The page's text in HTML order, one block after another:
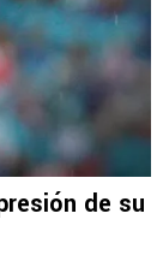
de su